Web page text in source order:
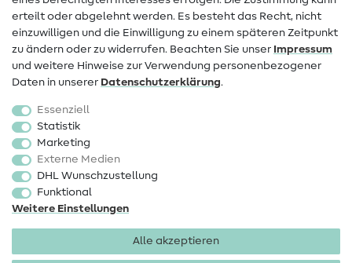
Beliebt
Stoffe
Sale
Schnittmuster
erteilt oder abgelehnt werden. Es besteht das Recht, nicht
einzuwilligen und die Einwilligung zu einem späteren Zeitpunkt
zu ändern oder zu widerrufen. Beachten Sie unser Impressum
und weitere Hinweise zur Verwendung personenbezogener
Daten in unserer Daten­schutz­erklärung.
Essenziell
Statistik
Marketing
Externe Medien
DHL Wunschzustellung
Funktional
Weitere Einstellungen
Alle akzeptieren
Impressum
Datenschutz AGB